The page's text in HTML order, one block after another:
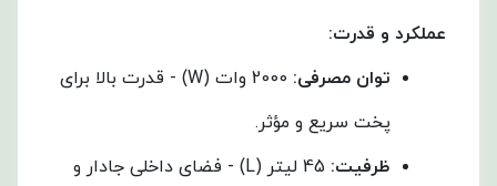
عملکرد و قدرت:
توان مصرفی:
2000 وات (W) - قدرت بالا برای
پخت سریع و مؤثر.
ظرفیت:
45 لیتر (L) - فضای داخلی جادار و